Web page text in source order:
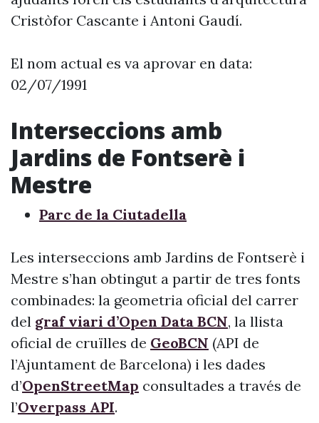
Cristòfor Cascante i Antoni Gaudí.
El nom actual es va aprovar en data:
02/07/1991
Interseccions amb
Jardins de Fontserè i
Mestre
Parc de la Ciutadella
Les interseccions amb Jardins de Fontserè i
Mestre s’han obtingut a partir de tres fonts
combinades: la geometria oficial del carrer
del graf viari d’Open Data BCN, la llista
oficial de cruïlles de GeoBCN (API de
l’Ajuntament de Barcelona) i les dades
d’OpenStreetMap consultades a través de
l’Overpass API.